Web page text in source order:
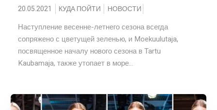
20.05.2021 КУДА ПОЙТИ НОВОСТИ
Наступление весенне-летнего сезона всегда
сопряжено с цветущей зеленью, и Moekuulutaja,
посвященное началу нового сезона в Tartu
Kaubamaja, также утопает в море...